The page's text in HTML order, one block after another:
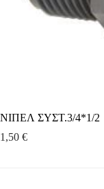
ΝΙΠΕΛ ΣΥΣΤ.3/4*1/2
1,50 €